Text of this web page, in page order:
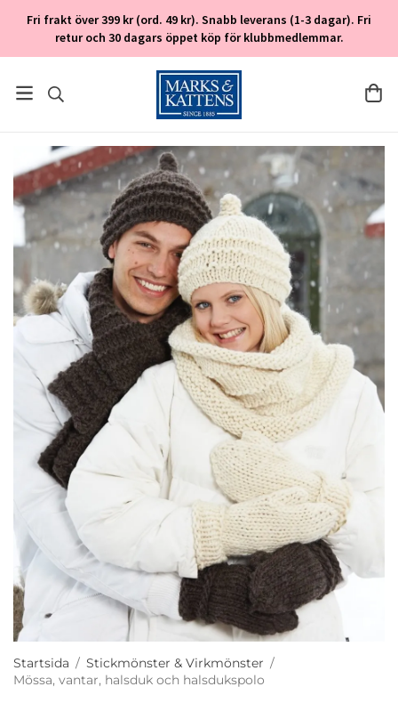
Fri frakt över 399 kr (ord. 49 kr). Snabb leverans (1-3 dagar). Fri
retur och 30 dagars öppet köp för klubbmedlemmar.
Startsida / Stickmönster & Virkmönster /
Mössa, vantar, halsduk och halsdukspolo